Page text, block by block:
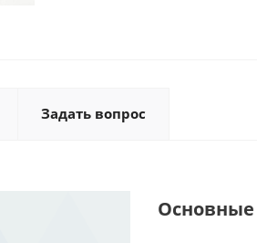
Задать вопрос